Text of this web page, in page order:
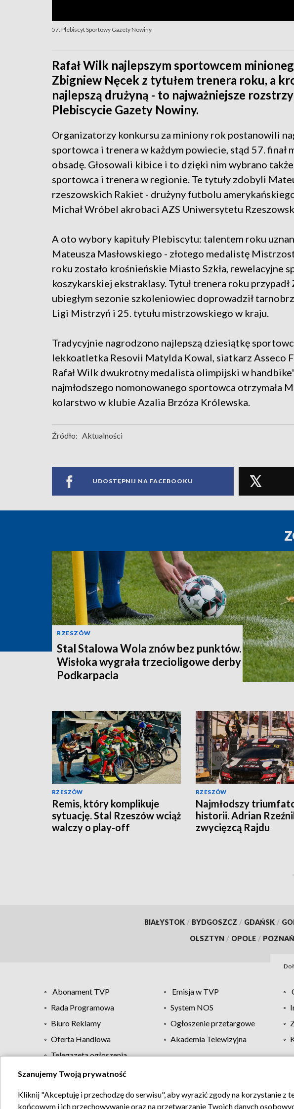
57. Plebiscyt Sportowy Gazety Nowiny
Rafał Wilk najlepszym sportowcem
Zbigniew Nęcek z tytułem trenera roku, a
najlepszą drużyną - to najważniejsze
Plebiscycie Gazety Nowiny.
Organizatorzy konkursu za miniony rok postanowili
sportowca i trenera w każdym powiecie, stąd 57. finał
obsadę. Głosowali kibice i to dzięki nim wybrano
sportowca i trenera w regionie. Te tytuły zdobyli
rzeszowskich Rakiet - drużyny futbolu
Michał Wróbel akrobaci AZS Uniwersytetu
A oto wybory kapituły Plebiscytu: talentem roku
Mateusza Masłowskiego - złotego medalistę
roku zostało krośnieńskie Miasto Szkła, rewelacyjne
koszykarskiej ekstraklasy. Tytuł trenera roku
ubiegłym sezonie szkoleniowiec doprowadził
Ligi Mistrzyń i 25. tytułu mistrzowskiego w kraju.
Tradycyjnie nagrodzono najlepszą dziesiątkę
lekkoatletka Resovii Matylda Kowal, siatkarz Asseco
Rafał Wilk dwukrotny medalista olimpijski w
najmłodszego nomonowanego sportowca otrzymała
kolarstwo w klubie Azalia Brzóza Królewska.
Źródło: Aktualności
UDOSTĘPNIJ NA FACEBOOKU
RZESZÓW
Stal Stalowa Wola znów bez punktów.
Wisłoka wygrała trzecioligowe derby
Podkarpacia
RZESZÓW
Remis, który komplikuje
sytuację. Stal Rzeszów wciąż
walczy o play-off
RZESZÓW
Najmłodszy
historii. Adrian
zwycięzcą Rajdu
BIAŁYSTOK / BYDGOSZCZ / GDAŃSK /
OLSZTYN / OPOLE / POZNAŃ
Abonament TVP Emisja w TVP
Rada Programowa
System NOS
Biuro Reklamy
Ogłoszenie przetargowe
Oferta Handlowa
Akademia Telewizyjna
Telegazeta ogłoszenia
Regulamin TVP Polityka prywatności
Szanujemy Twoją prywatność
Kliknij "Akceptuję i przechodzę do serwisu", aby wyrazić zgody na korzystanie
końcowym i ich przechowywanie oraz na przetwarzanie Twoich danych